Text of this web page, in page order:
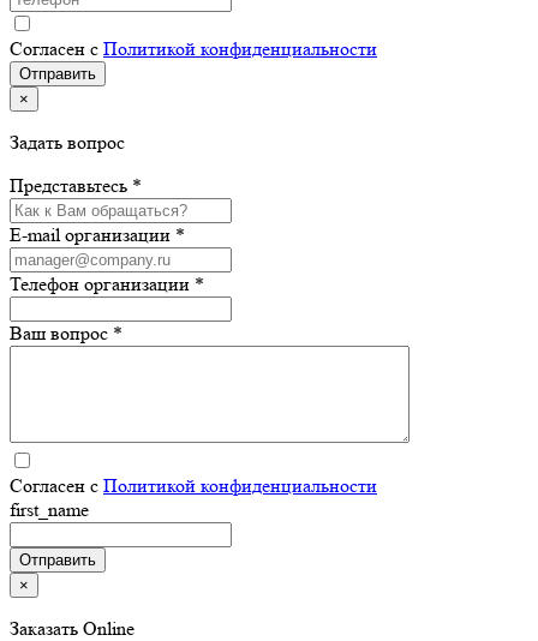
Согласен с Политикой конфиденциальности
×
Задать вопрос
Представьтесь *
E-mail организации *
Телефон организации *
Ваш вопрос *
Согласен с Политикой конфиденциальности
first_name
×
Заказать Online